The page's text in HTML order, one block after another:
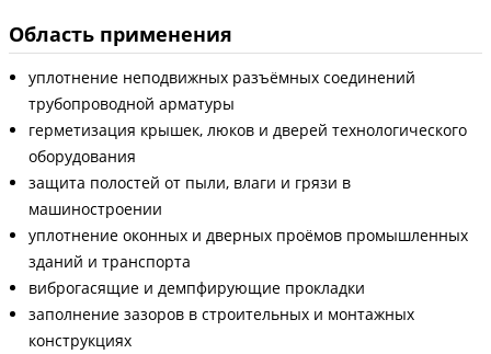
Область применения
уплотнение неподвижных разъёмных соединений
трубопроводной арматуры
герметизация крышек, люков и дверей технологического
оборудования
защита полостей от пыли, влаги и грязи в
машиностроении
уплотнение оконных и дверных проёмов промышленных
зданий и транспорта
виброгасящие и демпфирующие прокладки
заполнение зазоров в строительных и монтажных
конструкциях